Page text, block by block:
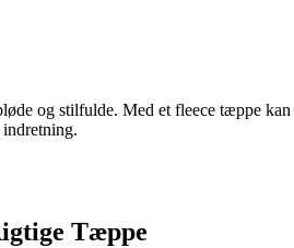
og stilfulde. Med et fleece tæppe
Tæppe